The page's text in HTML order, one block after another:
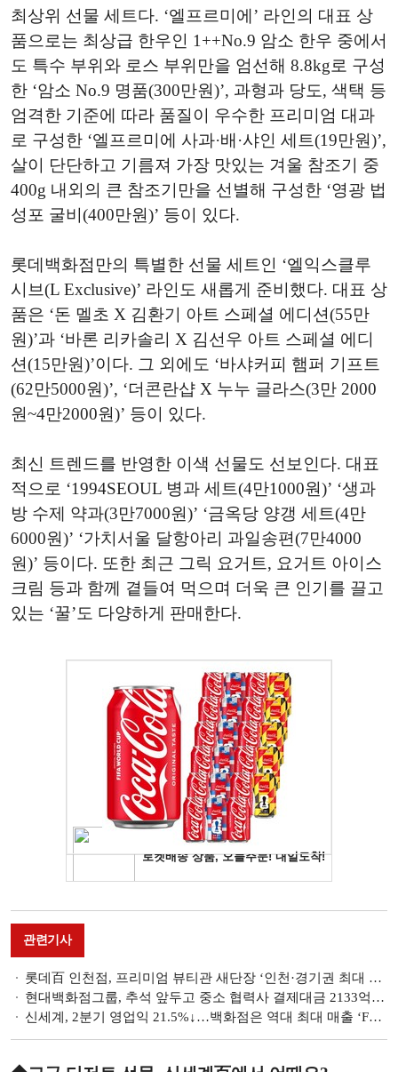
최상위 선물 세트다. ‘엘프르미에’ 라인의 대표 상
품으로는 최상급 한우인 1++No.9 암소 한우 중에서
도 특수 부위와 로스 부위만을 엄선해 8.8kg로 구성
한 ‘암소 No.9 명품(300만원)’, 과형과 당도, 색택 등
엄격한 기준에 따라 품질이 우수한 프리미엄 대과
로 구성한 ‘엘프르미에 사과·배·샤인 세트(19만원)’,
살이 단단하고 기름져 가장 맛있는 겨울 참조기 중
400g 내외의 큰 참조기만을 선별해 구성한 ‘영광 법
성포 굴비(400만원)’ 등이 있다.
롯데백화점만의 특별한 선물 세트인 ‘엘익스클루
시브(L Exclusive)’ 라인도 새롭게 준비했다. 대표 상
품은 ‘돈 멜초 X 김환기 아트 스페셜 에디션(55만
원)’과 ‘바론 리카솔리 X 김선우 아트 스페셜 에디
션(15만원)’이다. 그 외에도 ‘바샤커피 햄퍼 기프트
(62만5000원)’, ‘더콘란샵 X 누누 글라스(3만 2000
원~4만2000원)’ 등이 있다.
최신 트렌드를 반영한 이색 선물도 선보인다. 대표
적으로 ‘1994SEOUL 병과 세트(4만1000원)’ ‘생과
방 수제 약과(3만7000원)’ ‘금옥당 양갱 세트(4만
6000원)’ ‘가치서울 달항아리 과일송편(7만4000
원)’ 등이다. 또한 최근 그릭 요거트, 요거트 아이스
크림 등과 함께 곁들여 먹으며 더욱 큰 인기를 끌고
있는 ‘꿀’도 다양하게 판매한다.
관련기사
롯데百 인천점, 프리미엄 뷰티관 새단장 ‘인천·경기권 최대 규모’
현대백화점그룹, 추석 앞두고 중소 협력사 결제대금 2133억 조기 지급
신세계, 2분기 영업익 21.5%↓…백화점은 역대 최대 매출 ‘F&B 효과 톡톡’